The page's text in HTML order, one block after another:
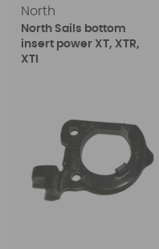
North
North Sails bottom
insert power XT, XTR,
XTI